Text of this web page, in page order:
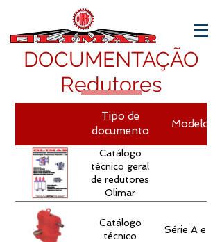
DOCUMENTAÇÃO
Redutores
Tipo de
documento
Modelo
Catálogo
técnico geral
de redutores
Olimar
Catálogo
técnico
Série A e R